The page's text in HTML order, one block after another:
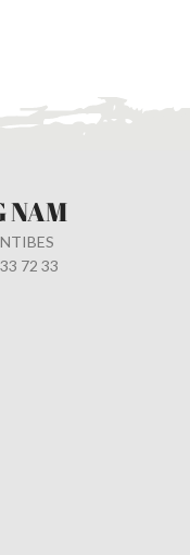
NAM
72 33